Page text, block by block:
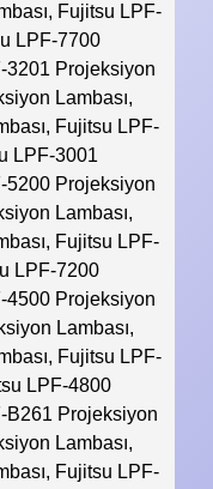
Fujitsu LPF-
LPF-7700
3201 Projeksiyon
Lambası,
Fujitsu LPF-
LPF-3001
5200 Projeksiyon
Lambası,
Fujitsu LPF-
LPF-7200
4500 Projeksiyon
Lambası,
Fujitsu LPF-
LPF-4800
B261 Projeksiyon
Lambası,
Fujitsu LPF-